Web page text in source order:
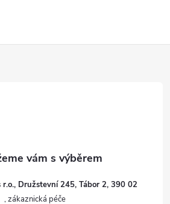
r.o., Družstevní 245, Tábor 2, 390 02